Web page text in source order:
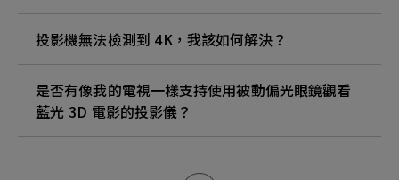
投影機無法檢測到 4K，我該如何解決？
是否有像我的電視一樣支持使用被動偏光眼鏡觀看
藍光 3D 電影的投影儀？